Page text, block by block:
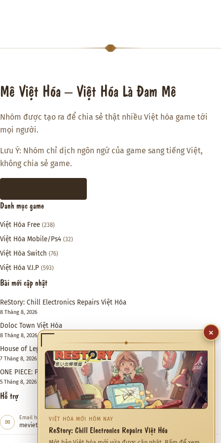
Mê Việt Hóa – Việt Hóa Là Đam Mê
Nhóm được tạo ra để chia sẻ thật nhiều Việt hóa game tới
mọi người.
Lưu Ý: Nhóm chỉ dịch ngôn ngữ của game sang tiếng Việt,
không chia sẻ game.
Danh mục game
Việt Hóa Free (238)
Việt Hóa Mobile/Ps4 (32)
Việt Hóa Switch (76)
Việt Hóa V.I.P (593)
Bài mới cập nhật
ReStory: Chill Electronics Repairs Việt Hóa
8 Tháng 8, 2026
Doloc Town Việt Hóa
8 Tháng 8, 2026
House of Legacy Việt Hóa – Hào Môn Thế Gia
7 Tháng 8, 2026
ONE PIECE: PIRATE WARRIORS 4 Việt Hóa
5 Tháng 8, 2026
Hỗ trợ
✉ Email hỗ trợ
meviethoa@gmail.com
×
◆
VIỆT HÓA MỚI HÔM NAY
ReStory: Chill Electronics Repairs Việt Hóa